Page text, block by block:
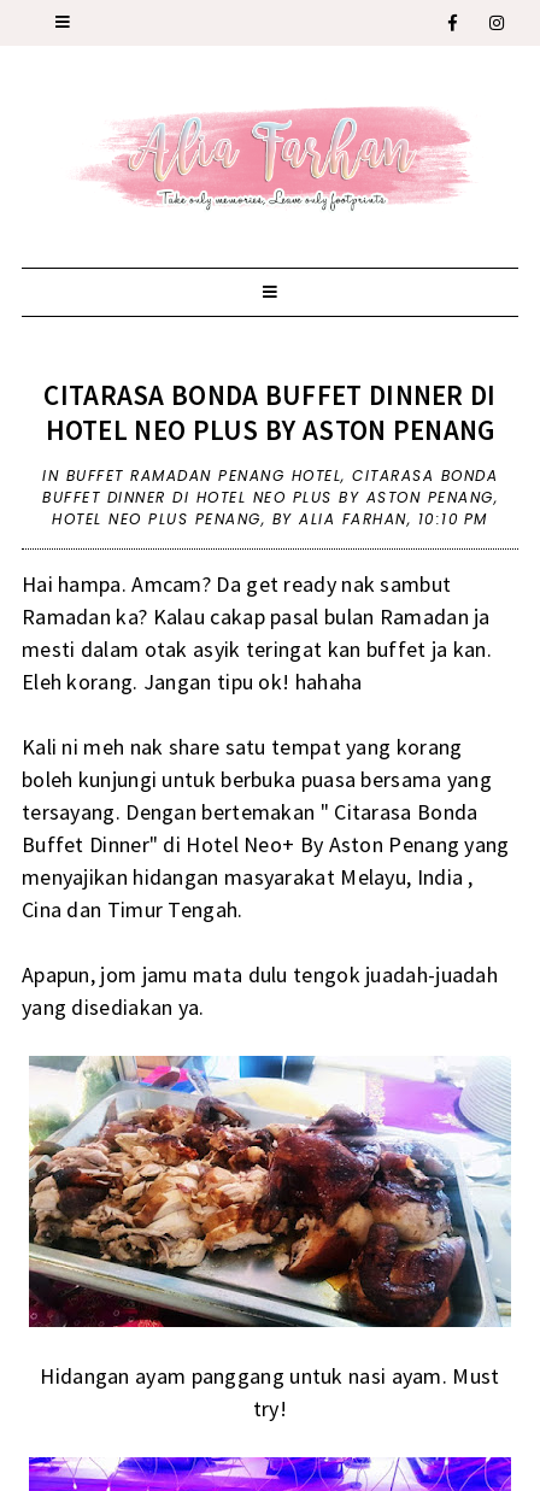
CITARASA BONDA BUFFET DINNER DI
HOTEL NEO PLUS BY ASTON PENANG
IN BUFFET RAMADAN PENANG HOTEL, CITARASA BONDA
BUFFET DINNER DI HOTEL NEO PLUS BY ASTON PENANG,
HOTEL NEO PLUS PENANG, BY ALIA FARHAN, 10:10 PM
Hai hampa. Amcam? Da get ready nak sambut
Ramadan ka? Kalau cakap pasal bulan Ramadan ja
mesti dalam otak asyik teringat kan buffet ja kan.
Eleh korang. Jangan tipu ok! hahaha
Kali ni meh nak share satu tempat yang korang
boleh kunjungi untuk berbuka puasa bersama yang
tersayang. Dengan bertemakan " Citarasa Bonda
Buffet Dinner" di Hotel Neo+ By Aston Penang yang
menyajikan hidangan masyarakat Melayu, India ,
Cina dan Timur Tengah.
Apapun, jom jamu mata dulu tengok juadah-juadah
yang disediakan ya.
Hidangan ayam panggang untuk nasi ayam. Must
try!